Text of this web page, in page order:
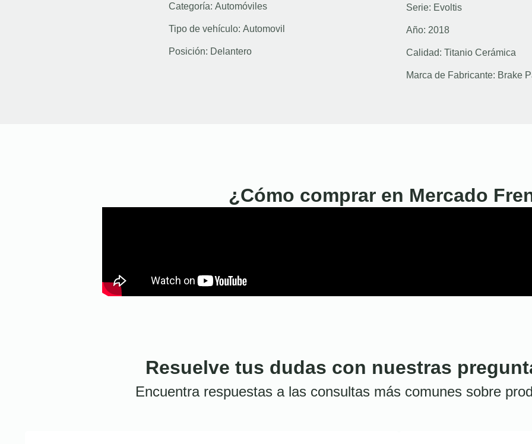
Categoría: Automóviles
Tipo de vehículo: Automovil
Posición: Delantero
Serie: Evoltis
Año: 2018
Calidad: Titanio Cerámica
Marca de Fabricante: Brake
¿Cómo comprar en Mercado
Resuelve tus dudas con nuestras
Encuentra respuestas a las consultas más comunes sobre